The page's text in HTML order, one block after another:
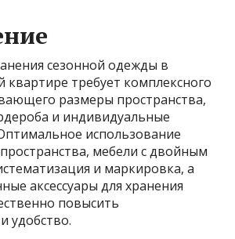
сезонной одежды в
квартире требует комплексного
размеры пространства,
и индивидуальные
использование
мебели с двойным
и маркировка, а
аксессуары для хранения
повысить
удобство.